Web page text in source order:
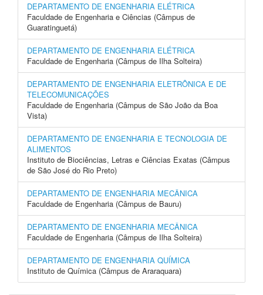
DEPARTAMENTO DE ENGENHARIA ELÉTRICA
Faculdade de Engenharia e Ciências (Câmpus de
Guaratinguetá)
DEPARTAMENTO DE ENGENHARIA ELÉTRICA
Faculdade de Engenharia (Câmpus de Ilha Solteira)
DEPARTAMENTO DE ENGENHARIA ELETRÔNICA E DE
TELECOMUNICAÇÕES
Faculdade de Engenharia (Câmpus de São João da Boa
Vista)
DEPARTAMENTO DE ENGENHARIA E TECNOLOGIA DE
ALIMENTOS
Instituto de Biociências, Letras e Ciências Exatas (Câmpus
de São José do Rio Preto)
DEPARTAMENTO DE ENGENHARIA MECÂNICA
Faculdade de Engenharia (Câmpus de Bauru)
DEPARTAMENTO DE ENGENHARIA MECÂNICA
Faculdade de Engenharia (Câmpus de Ilha Solteira)
DEPARTAMENTO DE ENGENHARIA QUÍMICA
Instituto de Química (Câmpus de Araraquara)